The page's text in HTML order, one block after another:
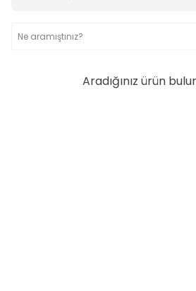
Aradığınız ürün